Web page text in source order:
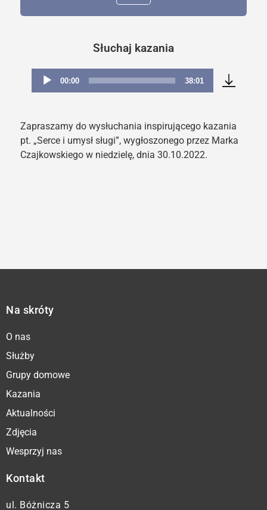
Słuchaj kazania
Odtwarzacz
00:00 38:01
Zapraszamy do wysłuchania inspirującego kazania
pt. „Serce i umysł sługi”, wygłoszonego przez Marka
Czajkowskiego w niedzielę, dnia 30.10.2022.
Na skróty
O nas
Służby
Grupy domowe
Kazania
Aktualności
Zdjęcia
Wesprzyj nas
Kontakt
ul. Bóżnicza 5